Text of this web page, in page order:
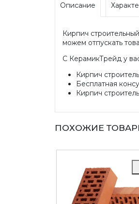
Описание
Кирпич
можем отпускать
С КерамикТрейд у
Кирпич
Бесплатная
Кирпич
ПОХОЖИЕ